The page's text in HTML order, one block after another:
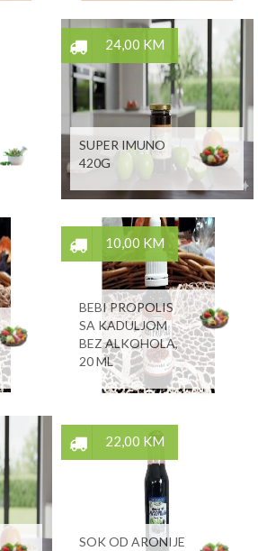
24,00 KM
SUPER IMUNO
420G
10,00 KM
BEBI PROPOLIS
SA KADULJOM
BEZ ALKOHOLA,
20 ML
22,00 KM
SOK OD ARONIJE